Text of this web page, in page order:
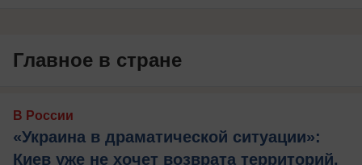
Главное в стране
В России
«Украина в драматической ситуации»:
Киев уже не хочет возврата территорий,